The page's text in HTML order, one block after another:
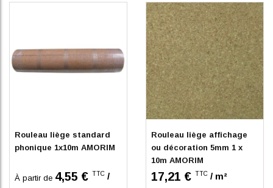
Rouleau liège standard
phonique 1x10m AMORIM
À partir de 4,55 € TTC /
En stock
Rouleau liège affichage
ou décoration 5mm 1 x
10m AMORIM
17,21 € TTC / m²